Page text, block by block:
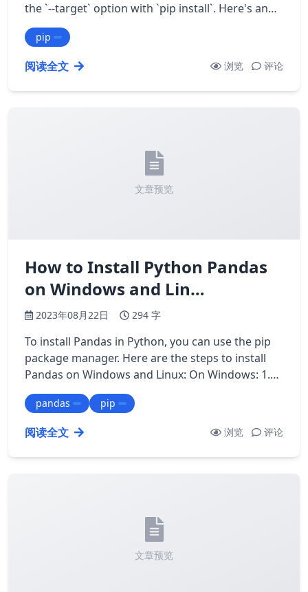
the `--target` option with `pip install`. Here's an
pip
阅读全文 浏览 评论
文章预览
How to Install Python Pandas
on Windows and Lin…
2023年08月22日 294 字
To install Pandas in Python, you can use the pip
package manager. Here are the steps to install
Pandas on Windows and Linux: On Windows: 1.
Open Command Prompt or PowerShell a…
pandas pip
阅读全文 浏览 评论
文章预览